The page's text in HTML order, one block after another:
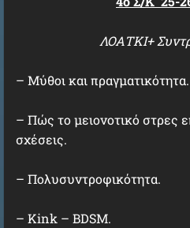
ΛΟΑΤΚΙ+
– Μύθοι και πραγματικότητα.
– Πώς το μειονοτικό στρες
σχέσεις.
– Πολυσυντροφικότητα.
– Kink – BDSM.